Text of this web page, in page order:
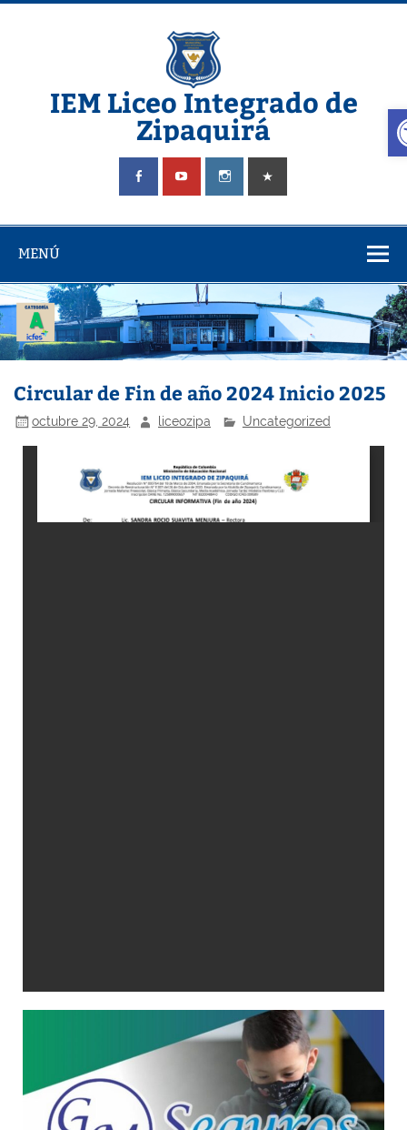
IEM Liceo Integrado de
Zipaquirá
Pagina del Liceo Integrado Zipaquira
MENÚ
Circular de Fin de año 2024 Inicio 2025
octubre 29, 2024 liceozipa Uncategorized